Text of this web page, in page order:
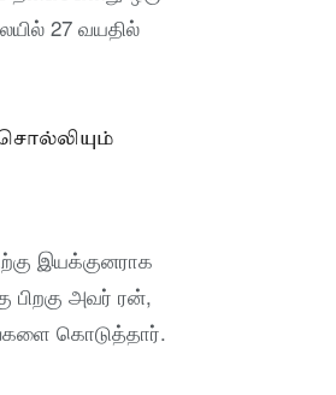
27 வயதில்
இயக்குனராக
பிறகு அவர் ரன்,
கொடுத்தார்.